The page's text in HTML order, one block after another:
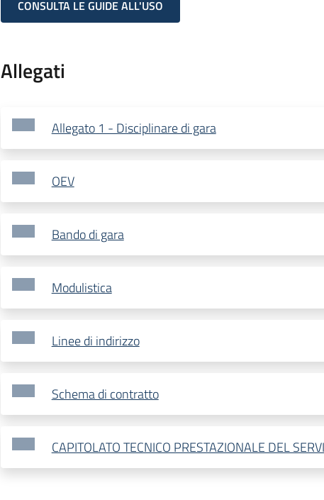
CONSULTA LE GUIDE ALL'USO
Allegati
Allegato 1 - Disciplinare di gara
OEV
Bando di gara
Modulistica
Linee di indirizzo
Schema di contratto
CAPITOLATO TECNICO PRESTAZIONALE DEL